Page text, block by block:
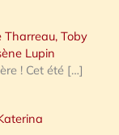
Tharreau, Toby
Lupin
! Cet été […]